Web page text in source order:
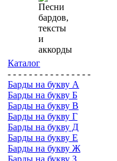
Каталог
- - - - - - - - - - - - - - - -
Барды на букву А
Барды на букву Б
Барды на букву В
Барды на букву Г
Барды на букву Д
Барды на букву Е
Барды на букву Ж
Барды на букву З